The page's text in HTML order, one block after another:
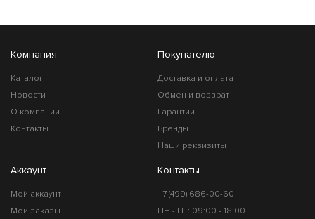
Компания
Каталог
Новости
О компании
Контакты
Покупателю
Доставка и оплата
Обмен и возврат
Гарантии
Бренды
Наши реквизиты
Аккаунт
Мой аккаунт
Мои заказы
Контакты
+7 (499) 686-00-60
ПН - ПТ: 09:00 - 18:00